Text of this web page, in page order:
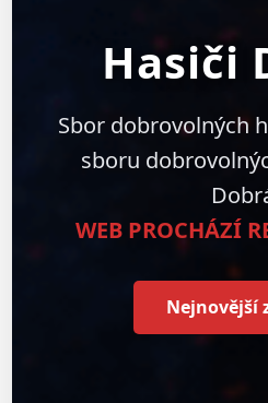
Hasiči
Sbor dobrovolných
sboru
WEB PROCHÁZÍ
Nejnovější